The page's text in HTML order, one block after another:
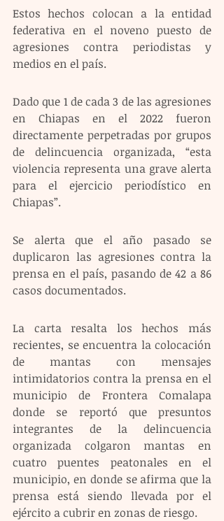
Estos hechos colocan a la entidad
federativa en el noveno puesto de
agresiones contra periodistas y
medios en el país.
Dado que 1 de cada 3 de las agresiones
en Chiapas en el 2022 fueron
directamente perpetradas por grupos
de delincuencia organizada, “esta
violencia representa una grave alerta
para el ejercicio periodístico en
Chiapas”.
Se alerta que el año pasado se
duplicaron las agresiones contra la
prensa en el país, pasando de 42 a 86
casos documentados.
La carta resalta los hechos más
recientes, se encuentra la colocación
de mantas con mensajes
intimidatorios contra la prensa en el
municipio de Frontera Comalapa
donde se reportó que presuntos
integrantes de la delincuencia
organizada colgaron mantas en
cuatro puentes peatonales en el
municipio, en donde se afirma que la
prensa está siendo llevada por el
ejército a cubrir en zonas de riesgo.